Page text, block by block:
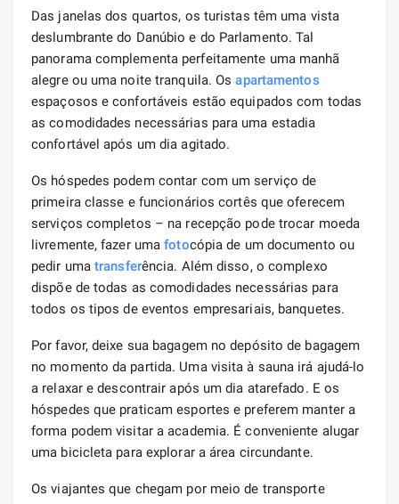
Das janelas dos quartos, os turistas têm uma vista
deslumbrante do Danúbio e do Parlamento. Tal
panorama complementa perfeitamente uma manhã
alegre ou uma noite tranquila. Osapartamentos
espaçosos e confortáveis ​​estão equipados com todas
as comodidades necessárias para uma estadia
confortável após um dia agitado.
Os hóspedes podem contar com um serviço de
primeira classe e funcionários cortês que oferecem
serviços completos – na recepção pode trocar moeda
livremente, fazer umafotocópia de um documento ou
pedir uma transferência. Além disso, o complexo
dispõe de todas as comodidades necessárias para
todos os tipos de eventos empresariais, banquetes.
Por favor, deixe sua bagagem no depósito de bagagem
no momento da partida. Uma visita à sauna irá ajudá-lo
a relaxar e descontrair após um dia atarefado. E os
hóspedes que praticam esportes e preferem manter a
forma podem visitar a academia. É conveniente alugar
uma bicicleta para explorar a área circundante.
Os viajantes que chegam por meio de transporte